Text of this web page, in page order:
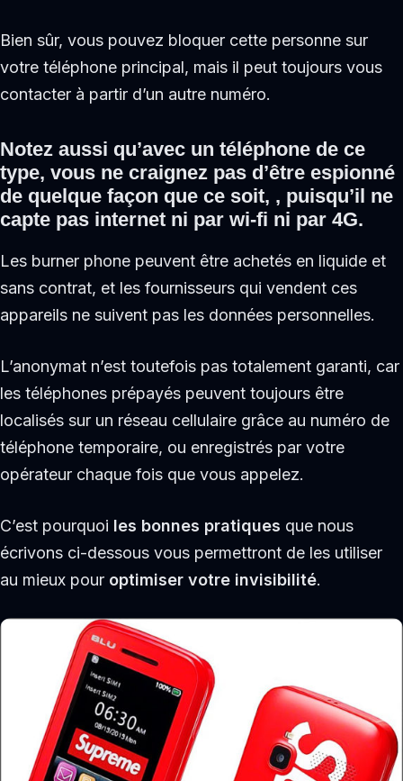
Bien sûr, vous pouvez bloquer cette personne sur
votre téléphone principal, mais il peut toujours vous
contacter à partir d’un autre numéro.
Notez aussi qu’avec un téléphone de ce
type, vous ne craignez pas d’être espionné
de quelque façon que ce soit, , puisqu’il ne
capte pas internet ni par wi-fi ni par 4G.
Les burner phone peuvent être achetés en liquide et
sans contrat, et les fournisseurs qui vendent ces
appareils ne suivent pas les données personnelles.
L’anonymat n’est toutefois pas totalement garanti, car
les téléphones prépayés peuvent toujours être
localisés sur un réseau cellulaire grâce au numéro de
téléphone temporaire, ou enregistrés par votre
opérateur chaque fois que vous appelez.
C’est pourquoi les bonnes pratiques que nous
écrivons ci-dessous vous permettront de les utiliser
au mieux pour optimiser votre invisibilité.